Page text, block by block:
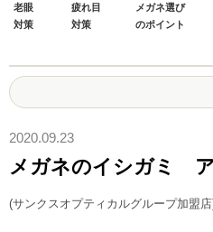
老眼
対策
疲れ目
対策
メガネ選び
のポイント
2020.09.23
メガネのイシガミ